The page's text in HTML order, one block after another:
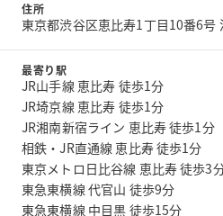
住所
東京都渋谷区恵比寿1丁目10番6号
最寄り駅
JR山手線 恵比寿 徒歩1分
JR埼京線 恵比寿 徒歩1分
JR湘南新宿ライン 恵比寿 徒歩1分
相鉄・JR直通線 恵比寿 徒歩1分
東京メトロ日比谷線 恵比寿 徒歩3
東急東横線 代官山 徒歩9分
東急東横線 中目黒 徒歩15分